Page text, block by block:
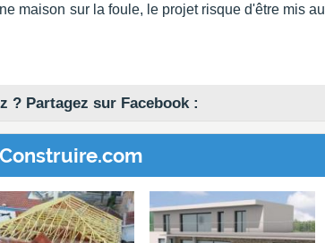
maison sur la foule, le projet risque d'être mis au
? Partagez sur Facebook :